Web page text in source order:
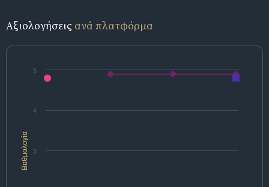
Αξιολογήσεις ανά πλατφόρμα
Βαθμολογία 3
4
5